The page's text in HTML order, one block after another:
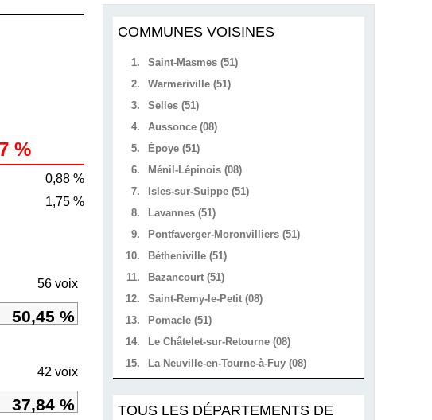
%
0,88 %
1,75 %
56 voix
50,45 %
42 voix
37,84 %
COMMUNES VOISINES
1.
Saint-Masmes (51)
2.
Warmeriville (51)
3.
Selles (51)
4.
Aussonce (08)
5.
Époye (51)
6.
Ménil-Lépinois (08)
7.
Isles-sur-Suippe (51)
8.
Lavannes (51)
9.
Pontfaverger-Moronvilliers (51)
10.
Bétheniville (51)
11.
Bazancourt (51)
12.
Saint-Remy-le-Petit (08)
13.
Pomacle (51)
14.
Le Châtelet-sur-Retourne (08)
15.
La Neuville-en-Tourne-à-Fuy (08)
TOUS LES DÉPARTEMENTS DE